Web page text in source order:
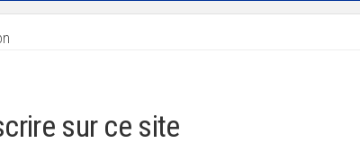
sur ce site